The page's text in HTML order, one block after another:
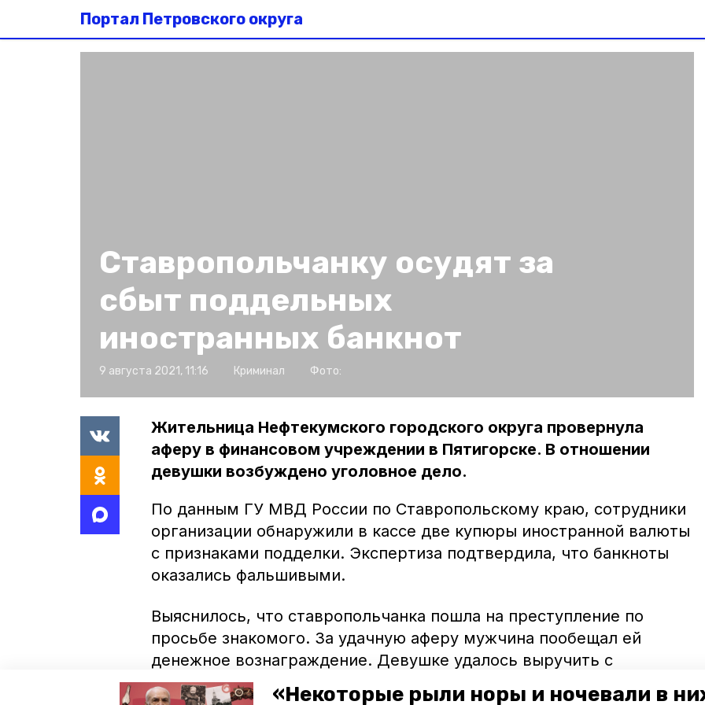
«Некоторые рыли норы и ночевали в
Портал Петровского округа
Ставропольчанку осудят за
сбыт поддельных
иностранных банкнот
9 августа 2021, 11:16 Криминал Фото:
Жительница Нефтекумского городского округа провернула
аферу в финансовом учреждении в Пятигорске. В отношении
девушки возбуждено уголовное дело.
По данным ГУ МВД России по Ставропольскому краю, сотрудники
организации обнаружили в кассе две купюры иностранной валюты
с признаками подделки. Экспертиза подтвердила, что банкноты
оказались фальшивыми.
Выяснилось, что ставропольчанка пошла на преступление по
просьбе знакомого. За удачную аферу мужчина пообещал ей
денежное вознаграждение. Девушке удалось выручить с
поддельных купюр более 88 тысяч рублей.